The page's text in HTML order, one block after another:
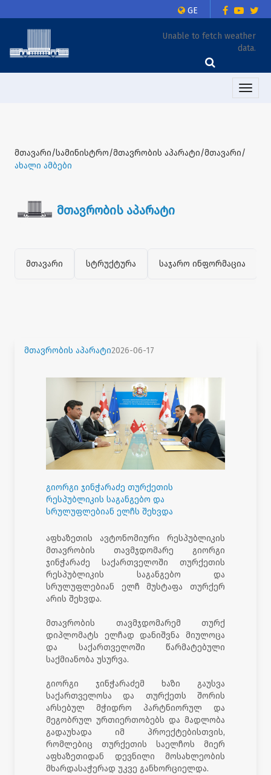
GE
Unable to fetch weather
data.
Toggle
მთავარი/სამინისტრო/მთავრობის აპარატი/მთავარი/
ახალი ამბები
მთავრობის აპარატი
მთავარი სტრუქტურა საჯარო ინფორმაცია
მთავრობის აპარატი2026-06-17
გიორგი ჯინჭარაძე თურქეთის
რესპუბლიკის საგანგებო და
სრულუფლებიან ელჩს შეხვდა
აფხაზეთის ავტონომიური რესპუბლიკის
მთავრობის თავმჯდომარე გიორგი
ჯინჭარაძე საქართველოში თურქეთის
რესპუბლიკის საგანგებო და
სრულუფლებიან ელჩ მუსტაფა თურქერ
არის შეხვდა.
მთავრობის თავმჯდომარემ თურქ
დიპლომატს ელჩად დანიშვნა მიულოცა
და საქართველოში წარმატებული
საქმიანობა უსურვა.
გიორგი ჯინჭარაძემ ხაზი გაუსვა
საქართველოსა და თურქეთს შორის
არსებულ მჭიდრო პარტნიორულ და
მეგობრულ ურთიერთობებს და მადლობა
გადაუხადა იმ პროექტებისთვის,
რომლებიც თურქეთის საელჩოს მიერ
აფხაზეთიდან დევნილი მოსახლეობის
მხარდასაჭერად უკვე განხორციელდა.